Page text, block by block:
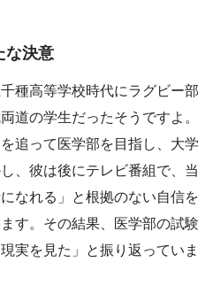
な決意
種高等学校時代にラグビー部
道の学生だったそうですよ。
追って医学部を目指し、大学
、彼は後にテレビ番組で、当
なれる」と根拠のない自信を
す。その結果、医学部の試験
実を見た」と振り返っていま